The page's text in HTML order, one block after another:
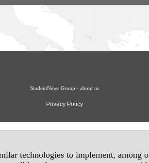
technologies to implement, among
StudentNews Group - about us
Privacy Policy